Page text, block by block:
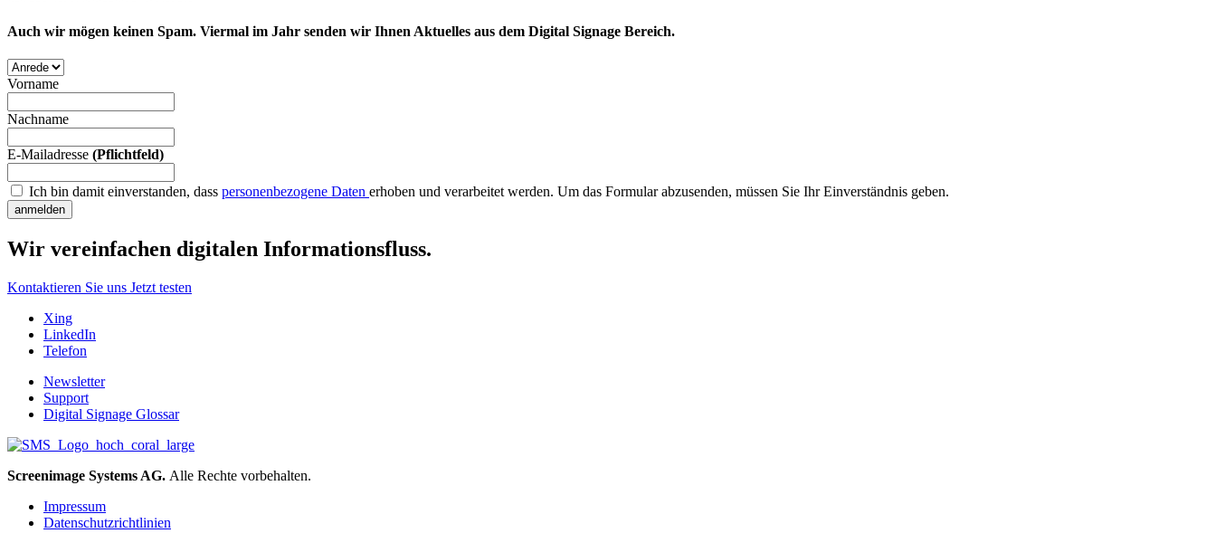
Auch wir mögen keinen Spam. Viermal im Jahr senden wir Ihnen Aktuelles aus dem Digital Signage Bereich.
Vorname
Nachname
E-Mailadresse (Pflichtfeld)
Ich bin damit einverstanden, dass personenbezogene Daten erhoben und verarbeitet werden. Um das Formular abzusenden, müssen Sie Ihr Einverständnis geben.
anmelden
Wir vereinfachen digitalen Informationsfluss.
Kontaktieren Sie uns Jetzt testen
Xing
LinkedIn
Telefon
Newsletter
Support
Digital Signage Glossar
Screenimage Systems AG. Alle Rechte vorbehalten.
Impressum
Datenschutzrichtlinien